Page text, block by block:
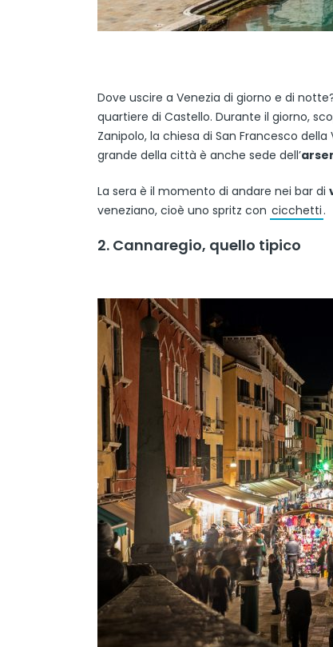
Dove uscire a Venezia di giorno e di
quartiere di Castello. Durante il giorno,
Zanipolo, la chiesa di San Francesco
grande della città è anche sede dell’
La sera è il momento di andare nei bar di
veneziano, cioè uno spritz con cicchetti .
2. Cannaregio, quello tipico